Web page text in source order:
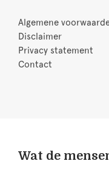
Algemene
Disclaimer
Privacy statement
Contact
Wat de